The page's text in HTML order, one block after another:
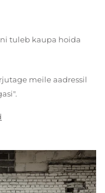
tuleb kaupa hoida
meile aadressil